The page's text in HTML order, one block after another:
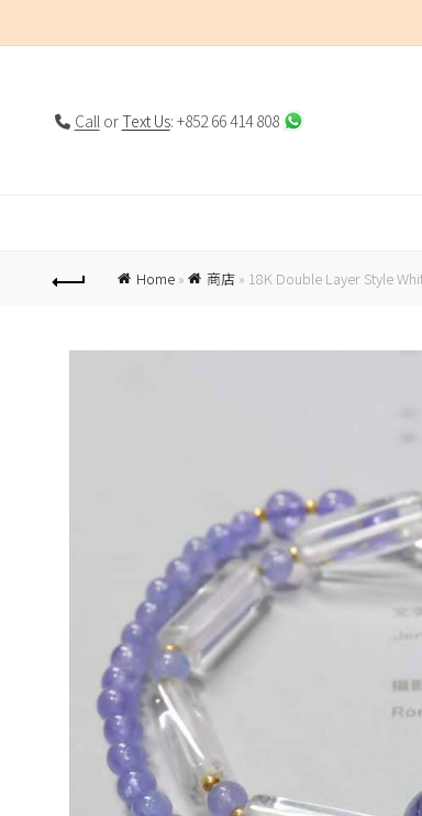
Callor Text Us: +852 66 414 808
Home» 商店» 18K Double Layer Style